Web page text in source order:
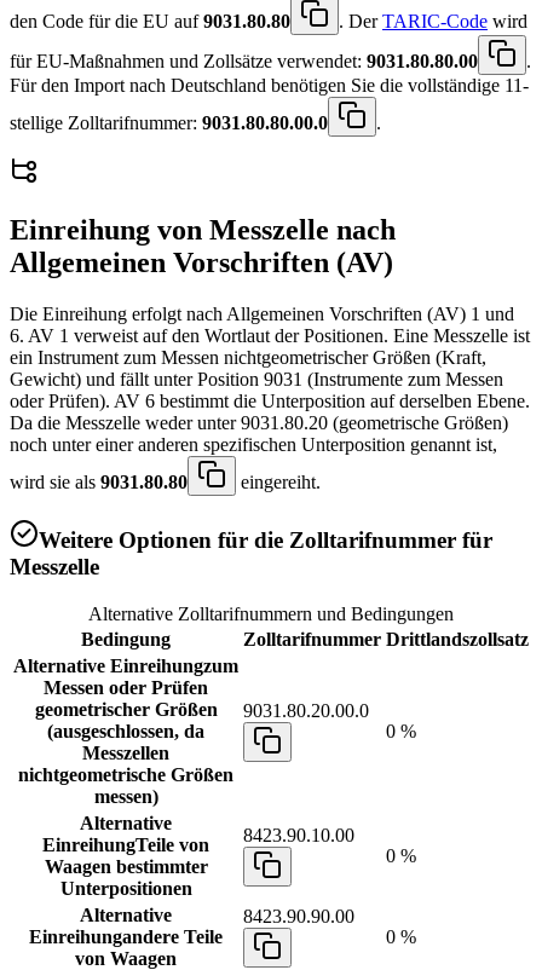
den Code für die EU auf9031.80.80 . DerTARIC-Code wird
für EU-Maßnahmen und Zollsätze verwendet: 9031.80.80.00
.
Für den Import nach Deutschland benötigen Sie die vollständige 11-
stellige Zolltarifnummer: 9031.80.80.00.0 .
Einreihung von Messzelle nach
Allgemeinen Vorschriften (AV)
Die Einreihung erfolgt nach Allgemeinen Vorschriften (AV) 1 und
6. AV 1 verweist auf den Wortlaut der Positionen. Eine Messzelle ist
ein Instrument zum Messen nichtgeometrischer Größen (Kraft,
Gewicht) und fällt unter Position 9031 (Instrumente zum Messen
oder Prüfen). AV 6 bestimmt die Unterposition auf derselben Ebene.
Da die Messzelle weder unter 9031.80.20 (geometrische Größen)
noch unter einer anderen spezifischen Unterposition genannt ist,
wird sie als 9031.80.80 eingereiht.
Weitere Optionen für die Zolltarifnummer für
Messzelle
Alternative Zolltarifnummern und Bedingungen
Bedingung
Zolltarifnummer Drittlandszollsatz
Alternative Einreihungzum
Messen oder Prüfen
geometrischer Größen
(ausgeschlossen, da
Messzellen
nichtgeometrische Größen
messen)
9031.80.20.00.0
0 %
Alternative
EinreihungTeile von
Waagen bestimmter
Unterpositionen
8423.90.10.00
0 %
Alternative
Einreihungandere Teile
von Waagen
8423.90.90.00
0 %